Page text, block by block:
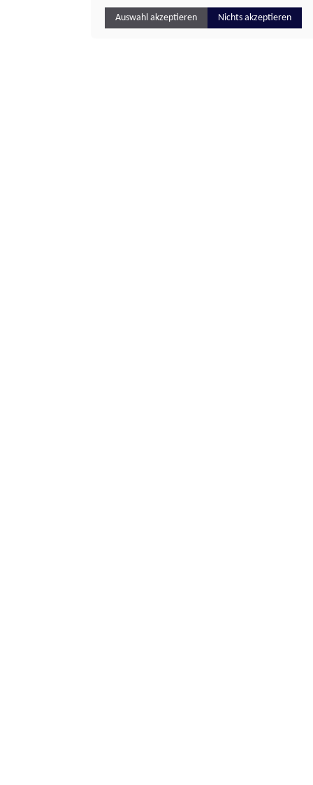
Auswahl akzeptieren Nichts akzeptieren